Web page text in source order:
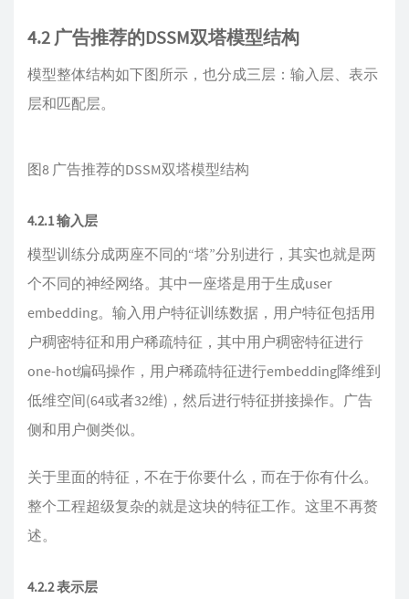
4.2 广告推荐的DSSM双塔模型结构
模型整体结构如下图所示，也分成三层：输入层、表示
层和匹配层。
图8 广告推荐的DSSM双塔模型结构
4.2.1 输入层
模型训练分成两座不同的“塔”分别进行，其实也就是两
个不同的神经网络。其中一座塔是用于生成user
embedding。输入用户特征训练数据，用户特征包括用
户稠密特征和用户稀疏特征，其中用户稠密特征进行
one-hot编码操作，用户稀疏特征进行embedding降维到
低维空间(64或者32维)，然后进行特征拼接操作。广告
侧和用户侧类似。
关于里面的特征，不在于你要什么，而在于你有什么。
整个工程超级复杂的就是这块的特征工作。这里不再赘
述。
4.2.2 表示层